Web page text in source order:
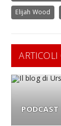
Elijah Wood
ARTICOLI
PODCAST